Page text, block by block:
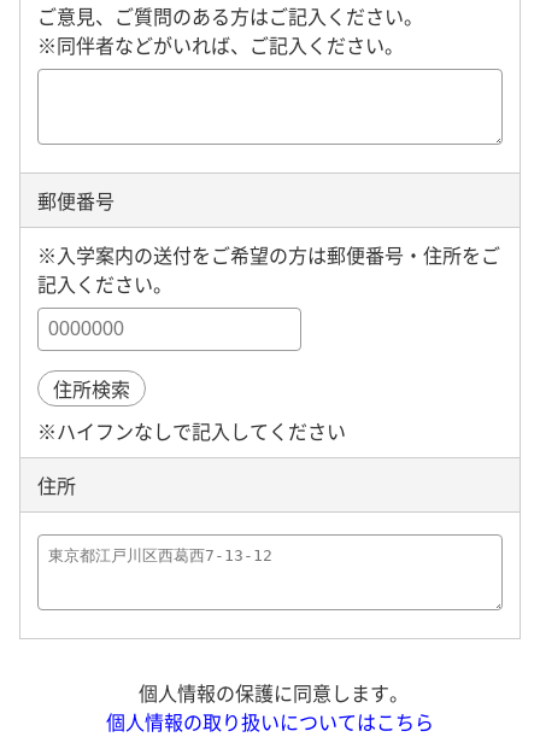
ご意見、ご質問のある方はご記入ください。
※同伴者などがいれば、ご記入ください。
郵便番号
※入学案内の送付をご希望の方は郵便番号・住所をご
記入ください。
住所検索
※ハイフンなしで記入してください
住所
個人情報の保護に同意します。
個人情報の取り扱いについてはこちら